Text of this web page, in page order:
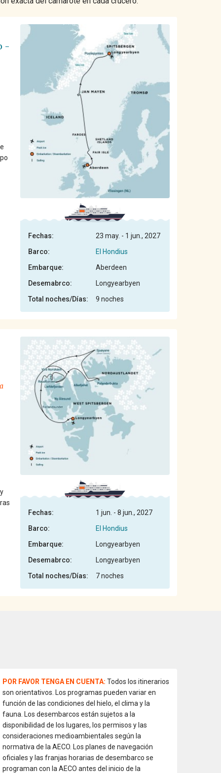
-
Fechas:
23 may. - 1 jun., 2027
Barco:
El Hondius
Embarque:
Aberdeen
Desemabrco:
Longyearbyen
Total noches/Días:
9 noches
Fechas:
1 jun. - 8 jun., 2027
Barco:
El Hondius
Embarque:
Longyearbyen
Desemabrco:
Longyearbyen
Total noches/Días:
7 noches
POR FAVOR TENGA EN CUENTA: Todos los itinerarios
son orientativos. Los programas pueden variar en
función de las condiciones del hielo, el clima y la
fauna. Los desembarcos están sujetos a la
disponibilidad de los lugares, los permisos y las
consideraciones medioambientales según la
normativa de la AECO. Los planes de navegación
oficiales y las franjas horarias de desembarco se
programan con la AECO antes del inicio de la